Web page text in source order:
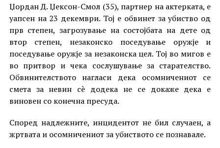
Џордан Д. Џексон-Смол (35), партнер на актерката, е
уапсен на 23 декември. Тој е обвинет за убиство од
прв степен, загрозување на состојбата на дете од
втор степен, незаконско поседување оружје и
поседување оружје за незаконска цел. Тој во мигов е
во притвор и чека сослушување за старателство.
Обвинителството нагласи дека осомничениот се
смета за невин сè додека не се докаже дека е
виновен со конечна пресуда.
Според надлежните, инцидентот не бил случаен, а
жртвата и осомничениот за убиството се познавале.